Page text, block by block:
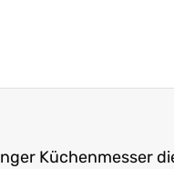
Küchenmesser